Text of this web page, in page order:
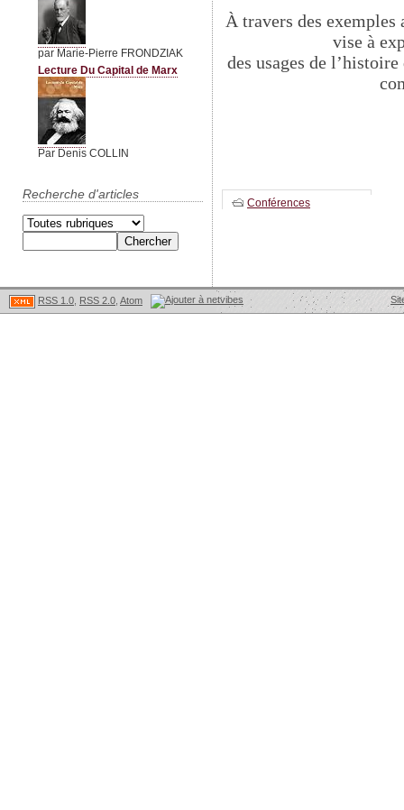
par Marie-Pierre FRONDZIAK
Lecture Du Capital de Marx
Par Denis COLLIN
Recherche d'articles
À travers des
vise à
des usages de
Conférences
RSS 1.0 RSS 2.0 Atom